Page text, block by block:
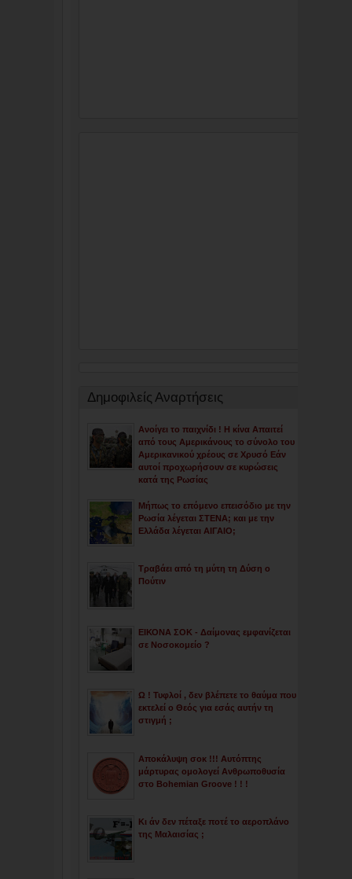
Δημοφιλείς Αναρτήσεις
Ανοίγει το παιχνίδι ! Η κίνα Απαιτεί
από τους Αμερικάνους το σύνολο του
Αμερικανικού χρέους σε Χρυσό Εάν
αυτοί προχωρήσουν σε κυρώσεις
κατά της Ρωσίας
Μήπως το επόμενο επεισόδιο με την
Ρωσία λέγεται ΣΤΕΝΑ; και με την
Ελλάδα λέγεται ΑΙΓΑΙΟ;
Τραβάει από τη μύτη τη Δύση ο
Πούτιν
ΕΙΚΟΝΑ ΣΟΚ - Δαίμονας εμφανίζεται
σε Νοσοκομείο ?
Ω ! Τυφλοί , δεν βλέπετε το θαύμα που
εκτελεί ο Θεός για εσάς αυτήν τη
στιγμή ;
Αποκάλυψη σοκ !!! Αυτόπτης
μάρτυρας ομολογεί Ανθρωποθυσία
στο Bohemian Groove ! ! !
Κι άν δεν πέταξε ποτέ το αεροπλάνο
της Μαλαισίας ;